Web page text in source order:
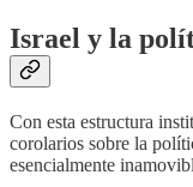
Israel y la
Con esta estructura
corolarios sobre la
esencialmente